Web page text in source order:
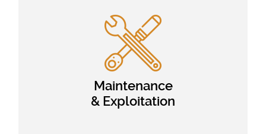
Maintenance
& Exploitation